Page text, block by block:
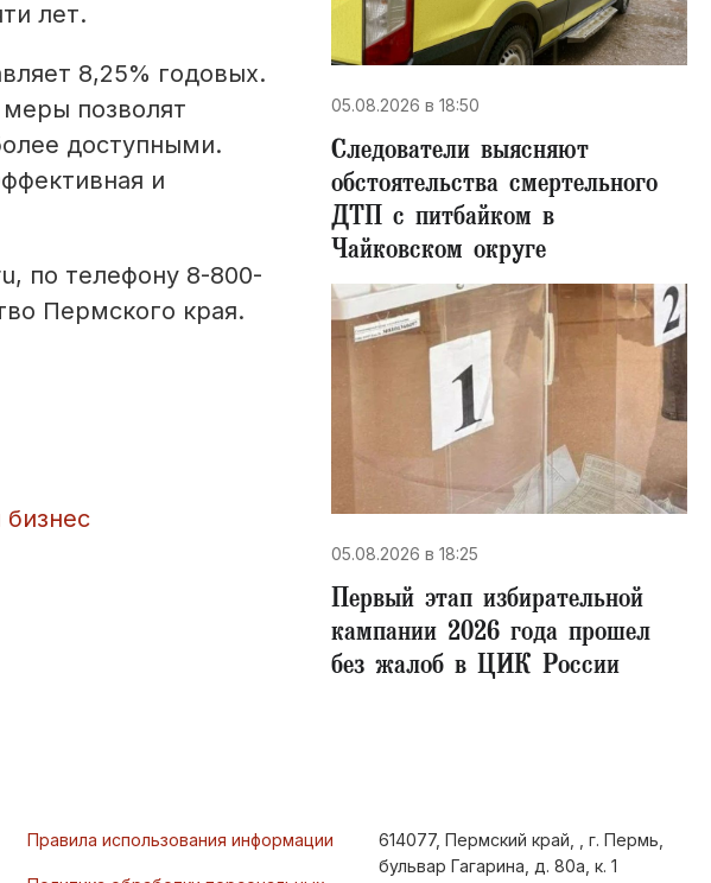
лет.
8,25% годовых.
позволят
доступными.
и
по телефону 8-800-
Пермского края.
05.08.2026 в 18:50
Следователи выясняют
обстоятельства смертельного
ДТП с питбайком в
Чайковском округе
05.08.2026 в 18:25
Первый этап избирательной
кампании 2026 года прошел
без жалоб в ЦИК России
Правила использования информации
614077, Пермский край, , г. Пермь,
бульвар Гагарина, д. 80а, к. 1